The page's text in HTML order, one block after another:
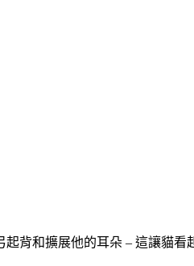
背和擴展他的耳朵 – 這讓貓看